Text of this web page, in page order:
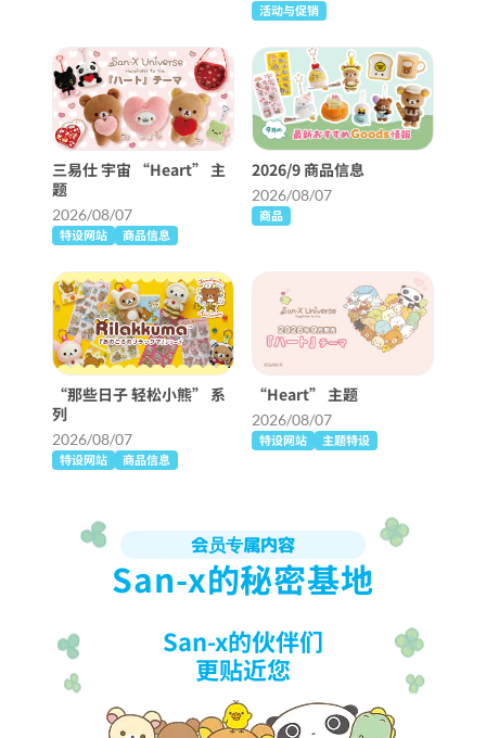
活动与促销
三易仕 宇宙 “Heart” 主
题
2026/08/07
特设网站 商品信息
2026/9 商品信息
2026/08/07
商品
“那些日子 轻松小熊” 系
列
2026/08/07
特设网站 商品信息
“Heart” 主题
2026/08/07
特设网站 主题特设
会员专属内容
San-x的秘密基地
San-x的伙伴们
更贴近您